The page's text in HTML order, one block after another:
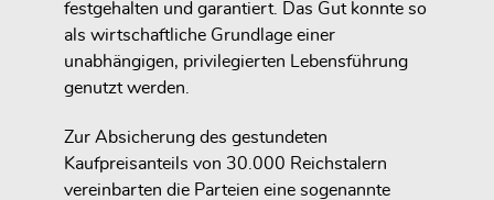
festgehalten und garantiert. Das Gut konnte so
als wirtschaftliche Grundlage einer
unabhängigen, privilegierten Lebensführung
genutzt werden.
Zur Absicherung des gestundeten
Kaufpreisanteils von 30.000 Reichstalern
vereinbarten die Parteien eine sogenannte